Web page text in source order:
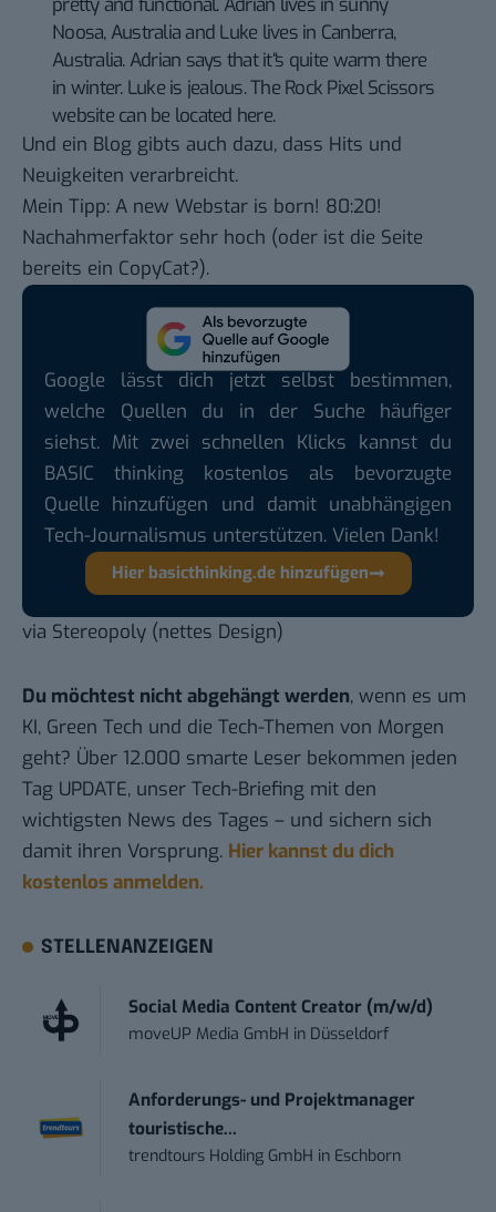
pretty and functional. Adrian lives in sunny
Noosa, Australia and Luke lives in Canberra,
Australia. Adrian says that it“s quite warm there
in winter. Luke is jealous. The Rock Pixel Scissors
website can be located here.
Und ein Blog gibts auch dazu, dass Hits und
Neuigkeiten verarbreicht.
Mein Tipp: A new Webstar is born! 80:20!
Nachahmerfaktor sehr hoch (oder ist die Seite
bereits ein CopyCat?).
Google lässt dich jetzt selbst bestimmen,
welche Quellen du in der Suche häufiger
siehst. Mit zwei schnellen Klicks kannst du
BASIC thinking kostenlos als bevorzugte
Quelle hinzufügen und damit unabhängigen
Tech-Journalismus unterstützen. Vielen Dank!
Hier basicthinking.de hinzufügen
via Stereopoly (nettes Design)
Du möchtest nicht abgehängt werden, wenn es um
KI, Green Tech und die Tech-Themen von Morgen
geht? Über 12.000 smarte Leser bekommen jeden
Tag UPDATE, unser Tech-Briefing mit den
wichtigsten News des Tages – und sichern sich
damit ihren Vorsprung. Hier kannst du dich
kostenlos anmelden.
STELLENANZEIGEN
Social Media Content Creator (m/w/d)
moveUP Media GmbH in Düsseldorf
Anforderungs- und Projektmanager
touristische...
trendtours Holding GmbH in Eschborn